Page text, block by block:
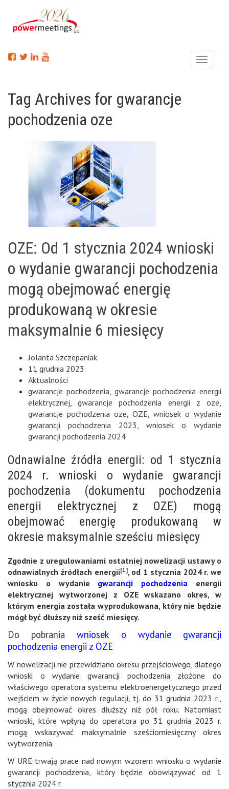
Menu
Tag Archives for gwarancje
pochodzenia oze
OZE: Od 1 stycznia 2024 wnioski
o wydanie gwarancji pochodzenia
mogą obejmować energię
produkowaną w okresie
maksymalnie 6 miesięcy
Jolanta Szczepaniak
11 grudnia 2023
Aktualności
gwarancje pochodzenia gwarancje pochodzenia energii
elektrycznej ,gwarancje pochodzenia energii z oze
gwarancje pochodzenia oze OZE wniosek o wydanie
gwarancji pochodzenia 2023
wniosek o wydanie
gwarancji pochodzenia 2024
Odnawialne źródła energii: od 1 stycznia
2024 r. wnioski o wydanie gwarancji
pochodzenia (dokumentu pochodzenia
energii elektrycznej z OZE) mogą
obejmować energię produkowaną w
okresie maksymalnie sześciu miesięcy
Zgodnie z uregulowaniami ostatniej nowelizacji ustawy o
odnawialnych źródłach energii[1], od 1 stycznia 2024 r. we
wniosku o wydanie gwarancji pochodzenia energii
elektrycznej wytworzonej z OZE wskazano okres, w
którym energia została wyprodukowana, który nie będzie
mógł być dłuższy niż sześć miesięcy.
Do pobraniawniosek o wydanie gwarancji
pochodzenia energii z OZE
W nowelizacji nie przewidziano okresu przejściowego, dlatego
wnioski o wydanie gwarancji pochodzenia złożone do
właściwego operatora systemu elektroenergetycznego przed
wejściem w życie nowych regulacji, tj. do 31 grudnia 2023 r.,
mogą obejmować okres dłuższy niż pół roku. Natomiast
wnioski, które wpłyną do operatora po 31 grudnia 2023 r.
mogą wskazywać maksymalnie sześciomiesięczny okres
wytworzenia.
W URE trwają prace nad nowym wzorem wniosku o wydanie
gwarancji pochodzenia, który będzie obowiązywać od 1
stycznia 2024 r.